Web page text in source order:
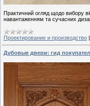
Практичний огляд щодо вибору
навантаженням та сучасних
Проектирование и производство |
Дубовые двери: гид